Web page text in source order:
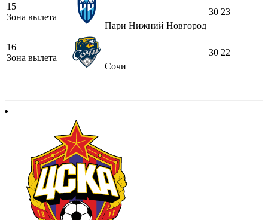
15
Зона вылета
Пари Нижний Новгород
30 23
16
Зона вылета
Сочи
30 22